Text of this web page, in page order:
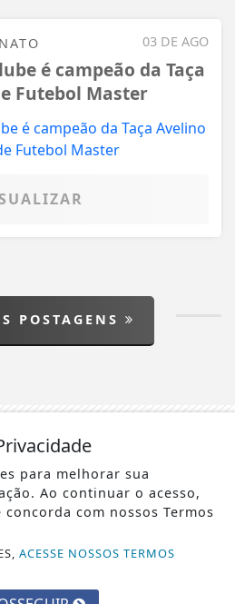
03 DE AGO
é campeão da Taça
Futebol Master
POSTAGENS
e confira as
Portal
para melhorar sua
Ao continuar o acesso,
com nossos Termos
ACESSE NOSSOS TERMOS